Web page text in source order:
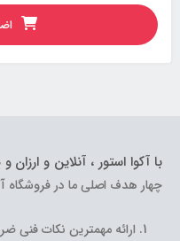
با آکوا استور ، آنلاین و
چهار هدف اصلی ما در فروشگاه
ارائه مهمترین نکات فنی